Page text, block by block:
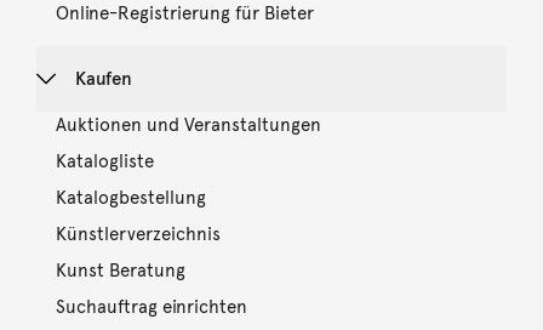
Online-Registrierung für Bieter
Kaufen
Auktionen und Veranstaltungen
Katalogliste
Katalogbestellung
Künstlerverzeichnis
Kunst Beratung
Suchauftrag einrichten